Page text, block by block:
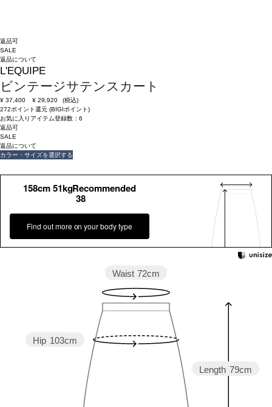
返品可
SALE
返品について
L'EQUIPE
ビンテージサテンスカート
¥ 37,400 ¥ 29,920
(税込)
272ポイント還元 (BIGIポイント)
お気に入りアイテム登録数： 6
返品可
SALE
返品について
カラー・サイズを選択する
158cm 51kgRecommended
38
Find out more on your body type
Length 79cm
Hip 103cm
Waist 72cm